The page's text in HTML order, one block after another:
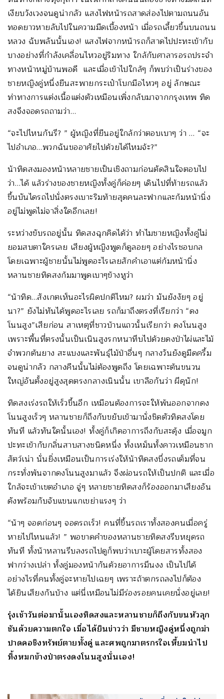
เงียบวังเวงจนดูน่ากลัว แสงไฟหน้ารถสาดส่องไปตามถนนอัน
ทอดยาวหายลับไปในความมืดเบื้องหน้า เมื่อรถเลี้ยวขึ้นบนถนน
หลวง ฉับพลันนั้นเอง! แสงไฟจากหน้ารถก็สาดไปปะทะเข้ากับ
บางอย่างที่กำลังเคลื่อนไหวอยู่ริมทาง ใกล้กับศาลารอรถประจำ
ทางหน้าหมู่บ้านพอดี และเมื่อเข้าไปใกล้ๆ ก็พบว่าเป็นร่างของ
ชายหญิงคู่หนึ่งยืนสะพายกระเป๋าโบกมือไหวๆ อยู่ ลักษณะ
ท่าทางการแต่งเนื้อแต่งตัวเหมือนเพิ่งกลับมาจากกรุงเทพ ทิด
สงจึงจอดรถถามว่า…
“จะไปไหนกันรึ? ” ผู้หญิงที่ยืนอยู่ใกล้กว่าตอบเบาๆ ว่า … “จะ
ไปอำเภอ…พวกฉันขออาศัยไปด้วยได้ไหมจ้ะ?”
น้าทิดสงมองหน้าหลายชายเป็นเชิงถามก่อนตัดสินใจตอบไป
ว่า…ได้ แล้วร่างของชายหญิงทั้งคู่ก็ค่อยๆ เดินไปที่ท้ายรถแล้ว
ขึ้นบันไดรถไปนั่งตรงเบาะริมท้ายสุดคนละฟากและก้มหน้านิ่ง
อยู่ไม่พูดไม่จาสิ่งใดอีกเลย!
ระหว่างขับรถอยู่นั้น ทิดสงฉุกคิดได้ว่า ทำไมชายหญิงทั้งคู่ไม่
ยอมสบตาใครเลย เสียงผู้หญิงพูดก็ดูลอยๆ อย่างไรชอบกล
โดยเฉพาะผู้ชายนั้นไม่พูดอะไรเลยสักคำเอาแต่ก้มหน้านิ่ง
หลานชายทิดสงก้มมาพูดเบาๆข้างหูว่า
“น้าทิด…สังเกตเห็นอะไรผิดปกติไหม? ผมว่า มันยังงัยๆ อยู่
นา?” ยังไม่ทันได้พูดอะไรเลย รถก็มาถึงตรงที่เรียกว่า “ดง
โนนสูง”เสียก่อน สาเหตุที่ชาวบ้านแถวนั้นเรียกว่า ดงโนนสูง
เพราะพื้นที่ตรงนั้นเป็นเนินสูงรกหนาทึบไปด้วยดงป่าไผ่และไม้
จำพวกต้นยาง สะแบงและพันธุ์ไม้ป่าอื่นๆ กลางวันยังดูมืดครึ้ม
จนดูน่ากลัว กลางคืนนั้นไม่ต้องพูดถึง โดยเฉพาะต้นขนวน
ใหญ่อันตั้งอยู่สูงสุดตรงกลางเนินนั้น เขาลือกันว่า ผีดุนัก!
ทิดสงเร่งรถให้เร็วขึ้นอีก เหมือนต้องการจะให้พ้นออกจากดง
โนนสูงเร็วๆ หลานชายก็ถึงกับขยับเข้ามานั่งชิดตัวทิดสงโดย
ทันที แล้วทันใดนั้นเอง! ทั้งคู่ก็เกิดอาการถึงกับสะดุ้ง เมื่อจมูก
ปะทะเข้ากับกลิ่นสาบสางชนิดหนึ่ง ทั้งเหม็นทั้งคาวเหมือนซาก
สัตว์เน่า นั่นยิ่งเหมือนเป็นการเร่งให้น้าทิดสงบึ่งรถเต็มที่จน
กระทั่งพ้นจากดงโนนสูงมาแล้ว จึงผ่อนรถให้เป็นปกติ และเมื่อ
ใกล้จะเข้าเขตอำเภอ จู่ๆ หลายชายทิดสงก็ร้องออกมาเสียงอัน
ดังพร้อมกับจับแขนแกเขย่าแรงๆ ว่า
“น้าๆ จอดก่อนๆ จอดรถเร็ว! คนที่ขึ้นรถเราทั้งสองคนเมื่อครู่
หายไปไหนแล้ว! ” พอขาดคำของหลานชายทิดสงรีบหยุดรถ
ทันที ทั้งน้าหลานรีบลงรถไปดูก็พบว่าเบาะผู้โดยสารทั้งสอง
ฟากว่างเปล่า ทั้งคู่มองหน้ากันด้วยอาการมึนงง เป็นไปได้
อย่างไรที่คนทั้งคู่จะหายไปเฉยๆ เพราะถ้าตกรถลงไปก็ต้อง
ได้ยินเสียงกันบ้าง แต่นี่เหมือนไม่มีร่องรอยคนเคยนั่งอยู่เลย!
รุ่งเช้าวันต่อมานั้นเองทิดสงและหลานชายก็ถึงกับขนหัวลุก
ชันด้วยความตกใจ เมื่อได้ยินข่าวว่า มีชายหญิงคู่หนึ่งถูกฆ่า
ปาดคอชิงทรัพย์ตายทั้งคู่ และศพถูกฆาตรกรใจเหี้ยมนำไป
ทิ้งหมกข้างป่าตรงดงโนนสูงนั่นเอง!